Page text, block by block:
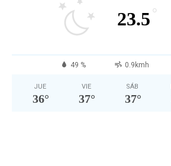
23.5 °
49 % 0.9kmh
JUE
36°
VIE
37°
SÁB
37°